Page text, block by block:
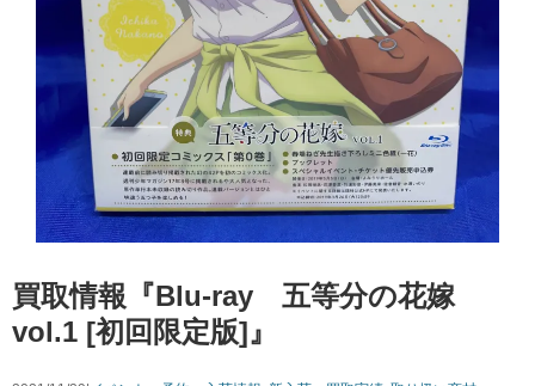
買取情報『Blu-ray 五等分の花嫁 ​
vol.1 ​[初回限定版]』